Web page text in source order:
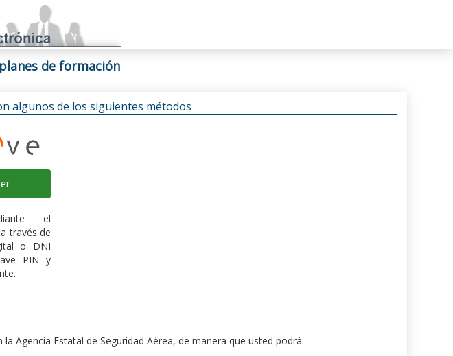
de formación
algunos de los siguientes métodos
el
través de
o DNI
PIN y
Agencia Estatal de Seguridad Aérea, de manera que usted podrá: